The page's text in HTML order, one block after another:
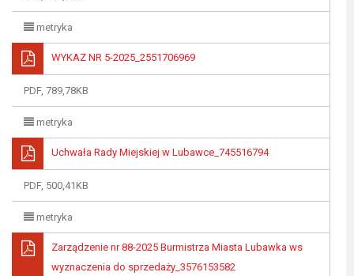
metryka
WYKAZ NR 5-2025_2551706969
PDF, 789,78KB
metryka
Uchwała Rady Miejskiej w Lubawce_745516794
PDF, 500,41KB
metryka
Zarządzenie nr 88-2025 Burmistrza Miasta Lubawka ws
wyznaczenia do sprzedaży_3576153582